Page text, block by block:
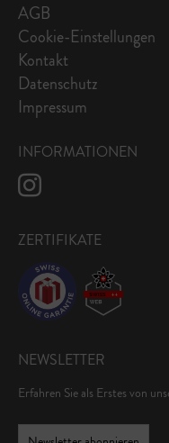
AGB
Cookie-Einstellungen
Kontakt
Datenschutz
Impressum
INFORMATIONEN
ZERTIFIKATE
NEWSLETTER
Erfahren Sie als Erstes von